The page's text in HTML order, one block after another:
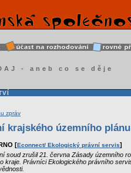
- aneb co se děje
zpráv
krajského územního
[Econnect/ Ekologický právní servis]
soud zrušil 21. června Zásady územního
kraje. Právníci Ekologického právního